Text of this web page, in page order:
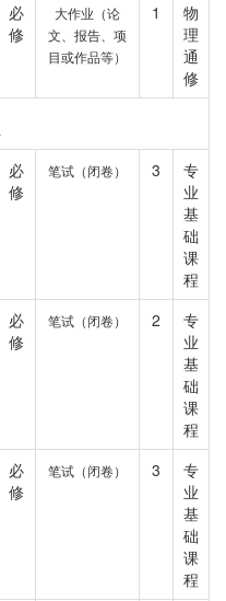
必
修
大作业（论
文、报告、项
目或作品等）
1
物
理
通
修
必
修
笔试（闭卷） 3
专
业
基
础
课
程
必
修
笔试（闭卷） 2
专
业
基
础
课
程
必
修
笔试（闭卷） 3
专
业
基
础
课
程